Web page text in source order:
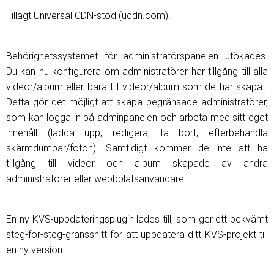
Tillagt Universal CDN-stöd (ucdn.com).
Behörighetssystemet för administratörspanelen utökades.
Du kan nu konfigurera om administratörer har tillgång till alla
videor/album eller bara till videor/album som de har skapat.
Detta gör det möjligt att skapa begränsade administratörer,
som kan logga in på adminpanelen och arbeta med sitt eget
innehåll (ladda upp, redigera, ta bort, efterbehandla
skärmdumpar/foton). Samtidigt kommer de inte att ha
tillgång till videor och album skapade av andra
administratörer eller webbplatsanvändare.
En ny KVS-uppdateringsplugin lades till, som ger ett bekvämt
steg-för-steg-gränssnitt för att uppdatera ditt KVS-projekt till
en ny version.